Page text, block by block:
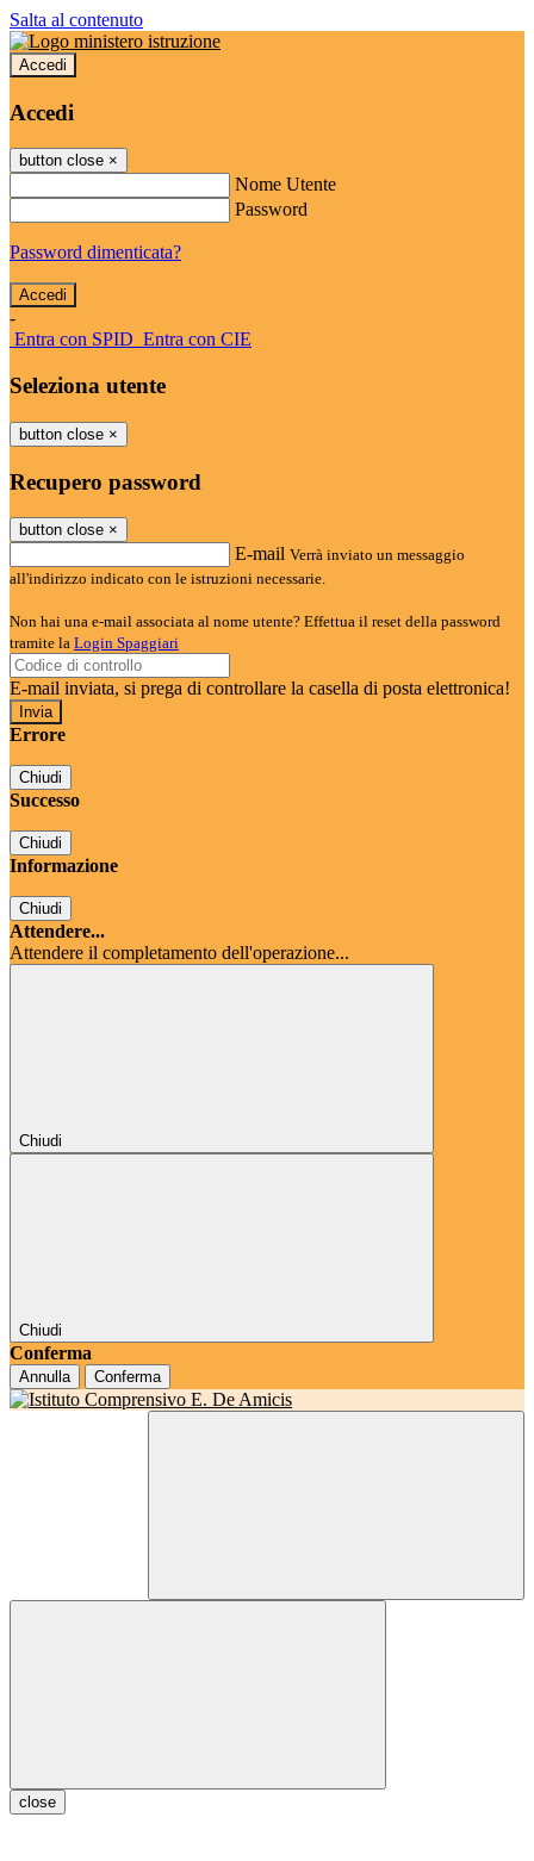
Salta al contenuto
Accedi
Accedi
button close ×
Nome Utente
Password
Password dimenticata?
-
Entra con SPID Entra con CIE
Seleziona utente
button close ×
Recupero password
button close ×
E-mail Verrà inviato un messaggio
all'indirizzo indicato con le istruzioni necessarie.
Non hai una e-mail associata al nome utente? Effettua il reset della password
tramite la Login Spaggiari
E-mail inviata, si prega di controllare la casella di posta elettronica!
Errore
Chiudi
Successo
Chiudi
Informazione
Chiudi
Attendere...
Attendere il completamento dell'operazione...
Chiudi
Chiudi
Conferma
Annulla Conferma
close